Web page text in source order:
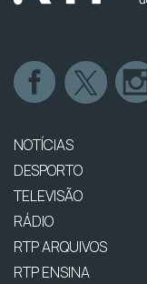
NOTÍCIAS
DESPORTO
TELEVISÃO
RÁDIO
RTP ARQUIVOS
RTP ENSINA